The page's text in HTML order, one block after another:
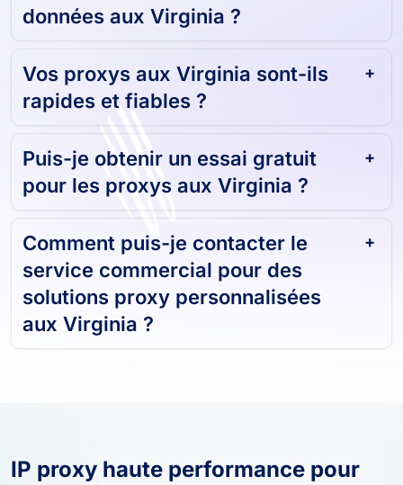
résidentiels et de centres de
Vos proxys aux Virginia sont-ils
rapides et fiables ?
Puis-je obtenir un essai gratuit
pour les proxys aux Virginia ?
Comment puis-je contacter le
service commercial pour des
solutions proxy personnalisées